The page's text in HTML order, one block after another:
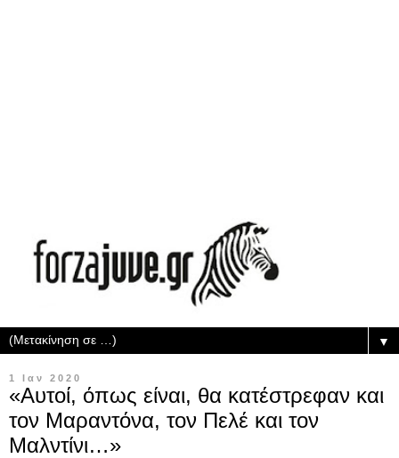
▼
1 Ιαν 2020
«Αυτοί, όπως είναι, θα κατέστρεφαν και
τον Μαραντόνα, τον Πελέ και τον
Μαλντίνι…»